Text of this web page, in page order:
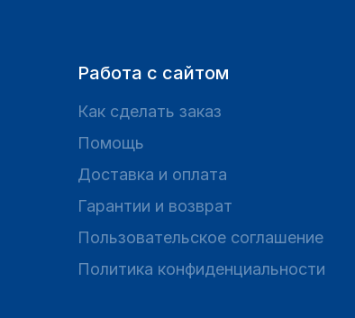
Работа с сайтом
Как сделать заказ
Помощь
Доставка и оплата
Гарантии и возврат
Пользовательское соглашение
Политика конфиденциальности